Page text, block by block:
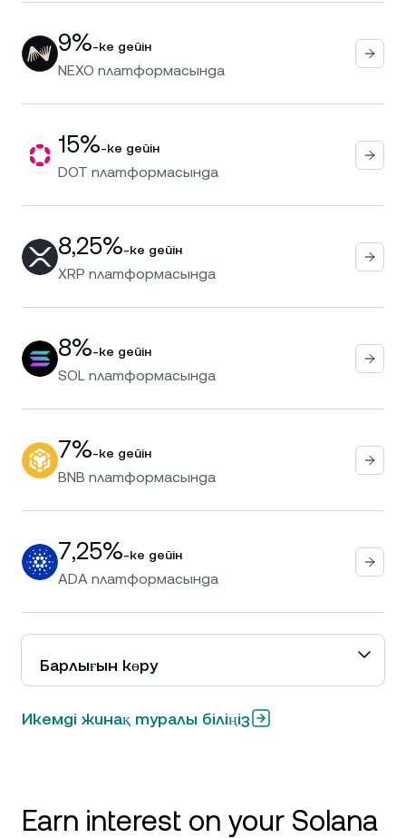
9%-ке дейін
NEXO платформасында
15%-ке дейін
DOT платформасында
8,25%-ке дейін
XRP платформасында
8%-ке дейін
SOL платформасында
7%-ке дейін
BNB платформасында
7,25%-ке дейін
ADA платформасында
Барлығын көру
Икемді жинақ туралы біліңіз
Earn interest on your Solana